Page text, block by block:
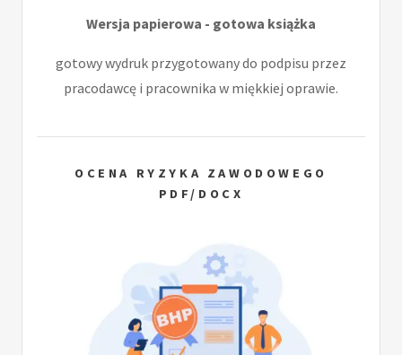
Wersja papierowa - gotowa książka
gotowy wydruk przygotowany do podpisu przez
pracodawcę i pracownika w miękkiej oprawie.
OCENA RYZYKA ZAWODOWEGO
PDF/DOCX